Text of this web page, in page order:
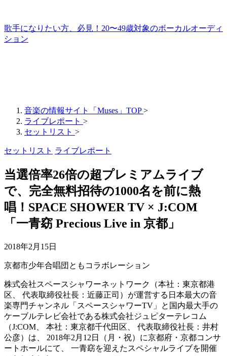
歌手になりたい方、必見！20〜49歳対象のボーカルオーディ
ション
音楽の情報サイト「Muses」TOP >
ライブレポート >
セットリスト >
セットリスト ライブレポート
当選倍率26倍の超プレミアムライブ
で、完全無料招待の1000名を前に熱
唱！SPACE SHOWER TV × J:COM
「一青窈 Precious Live in 京都」
2018年2月15日
京都市少年合唱団ともコラボレーション
株式会社スペースシャワーネットワーク（本社：東京都港
区、 代表取締役社長：近藤正司）が運営する日本最大の音
楽専門チャンネル「スペースシャワーTV」と国内最大手の
ケーブルテレビ会社である株式会社ジュピターテレコム
（J:COM、 本社：東京都千代田区、 代表取締役社長：井村
公彦）は、 2018年2月12日（月・祝）に京都府・京都コンサ
ートホールにて、 一青窈を迎えたスペシャルライブを開催